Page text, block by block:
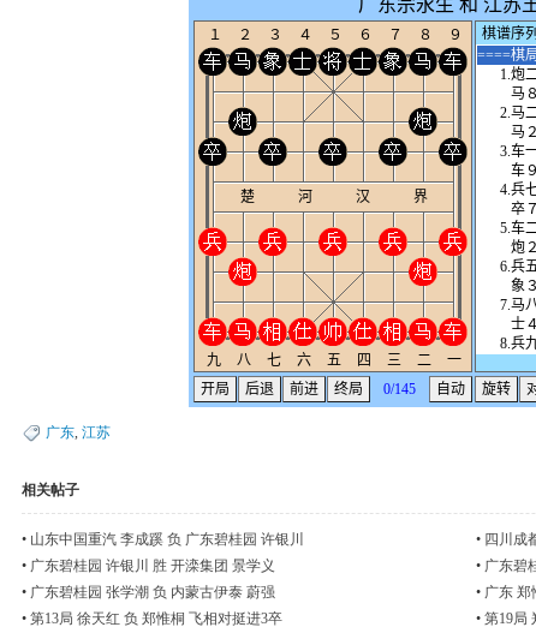
广东, 江苏
相关帖子
• 山东中国重汽 李成蹊 负 广东碧桂园 许银川 • 四川成
• 广东碧桂园 许银川 胜 开滦集团 景学义 • 广东碧
• 广东碧桂园 张学潮 负 内蒙古伊泰 蔚强 • 广东 郑
• 第13局 徐天红 负 郑惟桐 飞相对挺进3卒 • 第19局